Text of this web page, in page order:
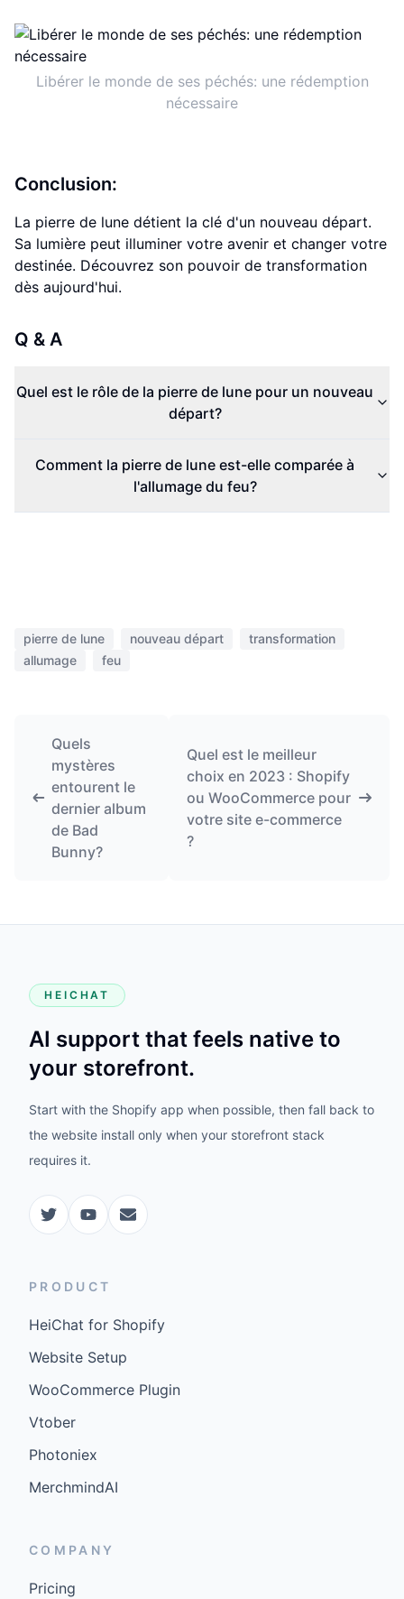
Libérer le monde de ses péchés: une rédemption
nécessaire
Conclusion:
La pierre de lune détient la clé d'un nouveau départ.
Sa lumière peut illuminer votre avenir et changer votre
destinée. Découvrez son pouvoir de transformation
dès aujourd'hui.
Q & A
Quel est le rôle de la pierre de lune pour un nouveau
départ?
Comment la pierre de lune est-elle comparée à
l'allumage du feu?
pierre de lune nouveau départ
transformation
allumage
feu
Quels
mystères
entourent le
dernier album
de Bad
Bunny?
Quel est le meilleur
choix en 2023 : Shopify
ou WooCommerce pour
votre site e-commerce
?
HEICHAT
AI support that feels native to
your storefront.
Start with the Shopify app when possible, then fall back to
the website install only when your storefront stack
requires it.
PRODUCT
HeiChat for Shopify
Website Setup
WooCommerce Plugin
Vtober
Photoniex
MerchmindAI
COMPANY
Pricing